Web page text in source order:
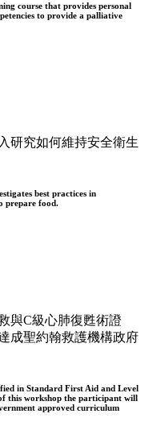
course that provides personal
to provide a palliative
研究如何維持安全衛生
best practices in
prepare food.
與C級心肺復甦術證
成聖約翰救護機構政府
in Standard First Aid and Level
this workshop the participant will
approved curriculum